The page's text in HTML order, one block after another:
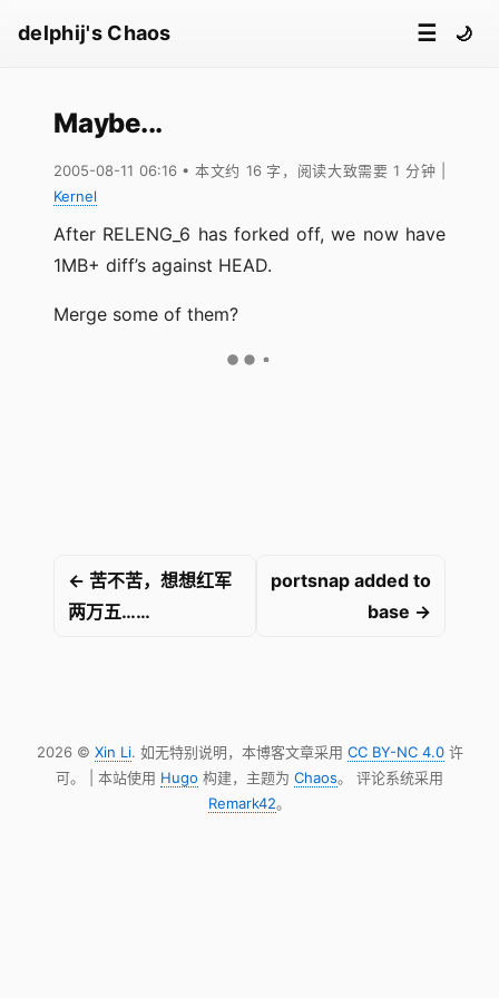
delphij's Chaos ☰ 🌙
Maybe...
2005-08-11 06:16 • 本文约 16 字，阅读大致需要 1 分钟
Kernel
After RELENG_6 has forked off, we now have
1MB+ diff’s against HEAD.
Merge some of them?
← 苦不苦，想想红军
两万五……
portsnap added to
base →
2026 © Xin Li. 如无特别说明，本博客文章采用 CC BY-NC 4.0许
可。 | 本站使用 Hugo 构建，主题为 Chaos。 评论系统采用
Remark42。